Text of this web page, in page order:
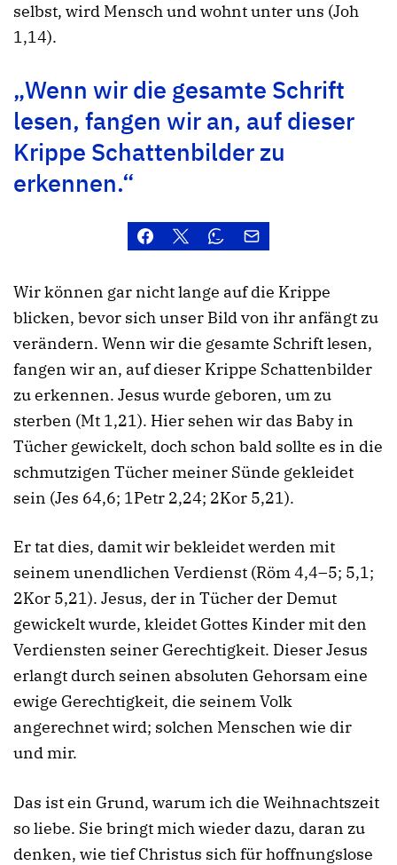
selbst, wird Mensch und wohnt unter uns (Joh
1,14).
„Wenn wir die gesamte Schrift
lesen, fangen wir an, auf dieser
Krippe Schattenbilder zu
erkennen.“
Wir können gar nicht lange auf die Krippe
blicken, bevor sich unser Bild von ihr anfängt zu
verändern. Wenn wir die gesamte Schrift lesen,
fangen wir an, auf dieser Krippe Schattenbilder
zu erkennen. Jesus wurde geboren, um zu
sterben (Mt 1,21). Hier sehen wir das Baby in
Tücher gewickelt, doch schon bald sollte es in die
schmutzigen Tücher meiner Sünde gekleidet
sein (Jes 64,6; 1Petr 2,24; 2Kor 5,21).
Er tat dies, damit wir bekleidet werden mit
seinem unendlichen Verdienst (Röm 4,4–5; 5,1;
2Kor 5,21). Jesus, der in Tücher der Demut
gewickelt wurde, kleidet Gottes Kinder mit den
Verdiensten seiner Gerechtigkeit. Dieser Jesus
erlangt durch seinen absoluten Gehorsam eine
ewige Gerechtigkeit, die seinem Volk
angerechnet wird; solchen Menschen wie dir
und mir.
Das ist ein Grund, warum ich die Weihnachtszeit
so liebe. Sie bringt mich wieder dazu, daran zu
denken, wie tief Christus sich für hoffnungslose